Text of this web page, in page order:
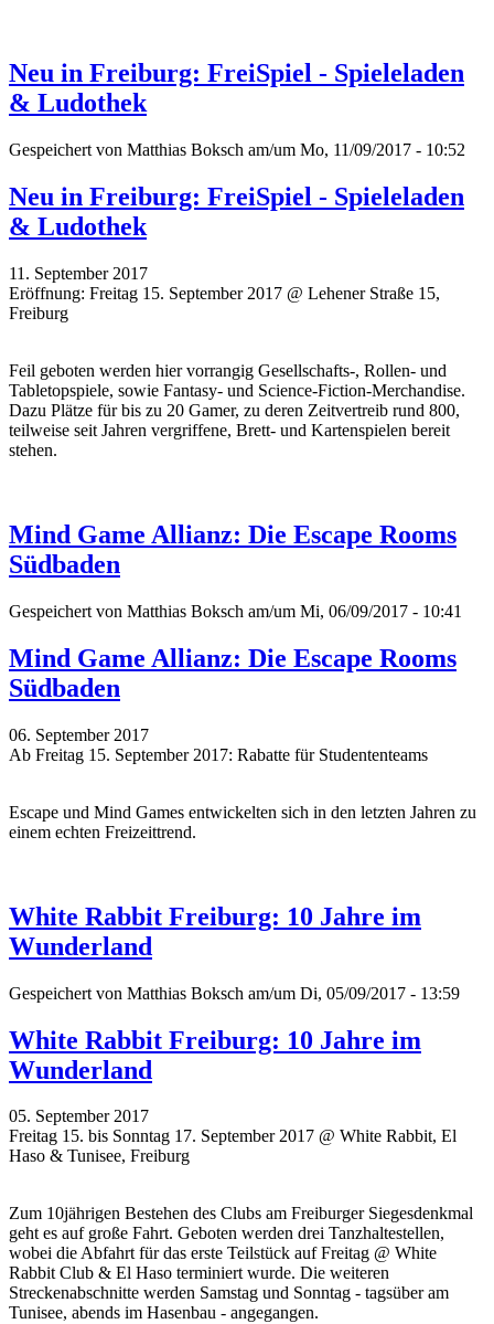
Neu in Freiburg: FreiSpiel - Spieleladen
& Ludothek
Gespeichert von Matthias Boksch am/um Mo, 11/09/2017 - 10:52
Neu in Freiburg: FreiSpiel - Spieleladen
& Ludothek
11. September 2017
Eröffnung: Freitag 15. September 2017 @ Lehener Straße 15,
Freiburg
Feil geboten werden hier vorrangig Gesellschafts-, Rollen- und
Tabletopspiele, sowie Fantasy- und Science-Fiction-Merchandise.
Dazu Plätze für bis zu 20 Gamer, zu deren Zeitvertreib rund 800,
teilweise seit Jahren vergriffene, Brett- und Kartenspielen bereit
stehen.
Mind Game Allianz: Die Escape Rooms
Südbaden
Gespeichert von Matthias Boksch am/um Mi, 06/09/2017 - 10:41
Mind Game Allianz: Die Escape Rooms
Südbaden
06. September 2017
Ab Freitag 15. September 2017: Rabatte für Studententeams
Escape und Mind Games entwickelten sich in den letzten Jahren zu
einem echten Freizeittrend.
White Rabbit Freiburg: 10 Jahre im
Wunderland
Gespeichert von Matthias Boksch am/um Di, 05/09/2017 - 13:59
White Rabbit Freiburg: 10 Jahre im
Wunderland
05. September 2017
Freitag 15. bis Sonntag 17. September 2017 @ White Rabbit, El
Haso & Tunisee, Freiburg
Zum 10jährigen Bestehen des Clubs am Freiburger Siegesdenkmal
geht es auf große Fahrt. Geboten werden drei Tanzhaltestellen,
wobei die Abfahrt für das erste Teilstück auf Freitag @ White
Rabbit Club & El Haso terminiert wurde. Die weiteren
Streckenabschnitte werden Samstag und Sonntag - tagsüber am
Tunisee, abends im Hasenbau - angegangen.